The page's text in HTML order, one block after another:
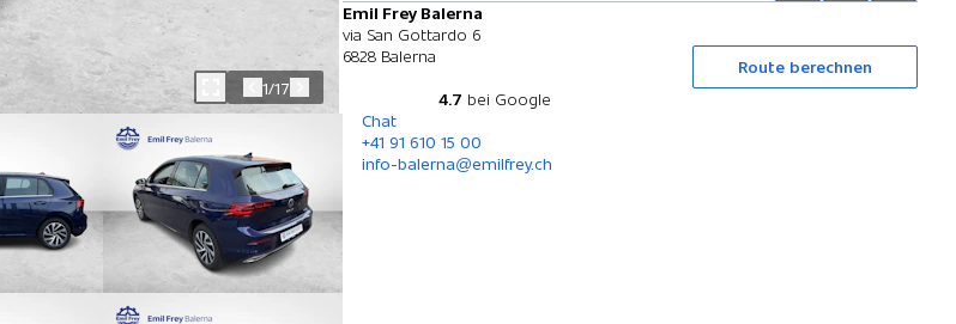
Emil Frey Balerna
via San Gottardo 6
6828 Balerna
Route berechnen
4.7 bei Google
Chat
+41 91 610 15 00
info-balerna@emilfrey.ch
1/17